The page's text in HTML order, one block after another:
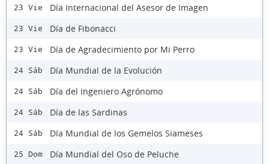
23 Vie Día Internacional del Asesor de Imagen
23 Vie Día de Fibonacci
23 Vie Día de Agradecimiento por Mi Perro
24 Sáb Día Mundial de la Evolución
24 Sáb Día del Ingeniero Agrónomo
24 Sáb Día de las Sardinas
24 Sáb Día Mundial de los Gemelos Siameses
25 Dom Día Mundial del Oso de Peluche